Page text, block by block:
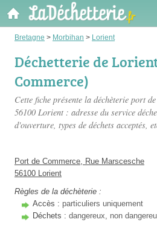
Bretagne > Morbihan > Lorient
Déchetterie de
Commerce)
Cette fiche présente la déchèterie port
56100 Lorient : adresse du service
d'ouverture, types de déchets acceptés,
Port de Commerce, Rue Marscesche
56100 Lorient
Règles de la déchèterie :
Accès : particuliers uniquement
Déchets : dangereux, non